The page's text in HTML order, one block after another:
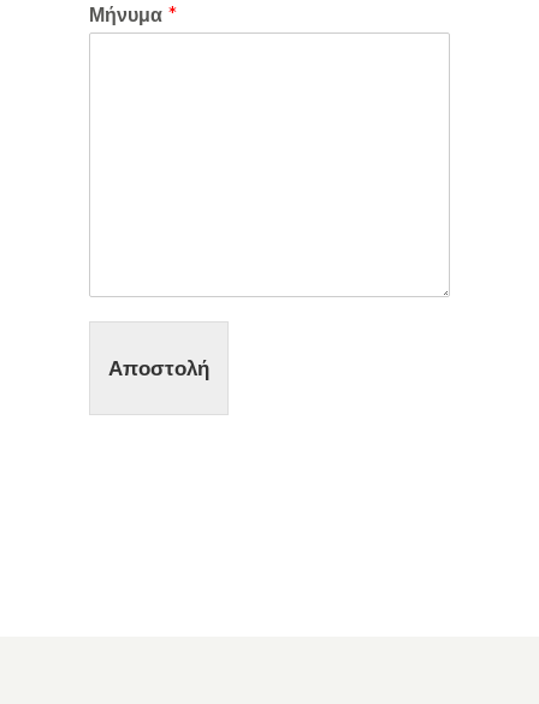
Μήνυμα *
Αποστολή